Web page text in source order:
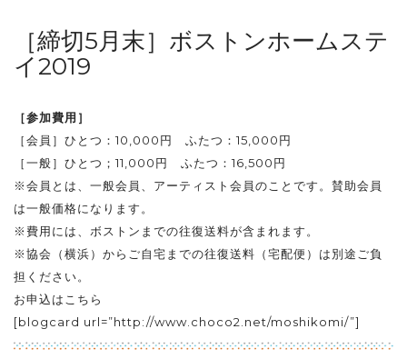
［締切5月末］ボストンホームステ
イ2019
［参加費用］
［会員］ひとつ：10,000円 ふたつ：15,000円
［一般］ひとつ；11,000円 ふたつ：16,500円
※会員とは、一般会員、アーティスト会員のことです。賛助会員
は一般価格になります。
※費用には、ボストンまでの往復送料が含まれます。
※協会（横浜）からご自宅までの往復送料（宅配便）は別途ご負
担ください。
お申込はこちら
[blogcard url=”http://www.choco2.net/moshikomi/”]